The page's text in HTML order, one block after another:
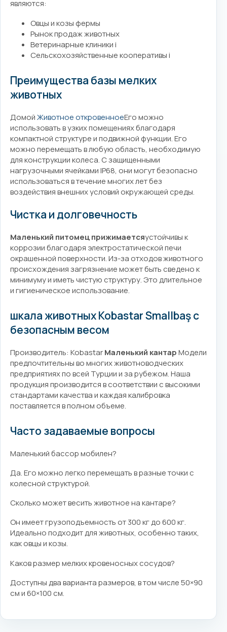
являются:
Овцы и козы фермы
Рынок продаж животных
Ветеринарные клиники i
Сельскохозяйственные кооперативы i
Преимущества базы мелких
животных
ДомойЖивотное откровенноеЕго можно
использовать в узких помещениях благодаря
компактной структуре и подвижной функции. Его
можно перемещать в любую область, необходимую
для конструкции колеса. С защищенными
нагрузочными ячейками IP68, они могут безопасно
использоваться в течение многих лет без
воздействия внешних условий окружающей среды.
Чистка и долговечность
Маленький питомец прижимаетсяустойчивы к
коррозии благодаря электростатической печи
окрашенной поверхности. Из-за отходов животного
происхождения загрязнение может быть сведено к
минимуму и иметь чистую структуру. Это длительное
и гигиеническое использование.
шкала животных Kobastar Smallbaş с
безопасным весом
Производитель: KobastarМаленький кантарМодели
предпочтительны во многих животноводческих
предприятиях по всей Турции и за рубежом. Наша
продукция производится в соответствии с высокими
стандартами качества и каждая калибровка
поставляется в полном объеме.
Часто задаваемые вопросы
Маленький бассор мобилен?
Да. Его можно легко перемещать в разные точки с
колесной структурой.
Сколько может весить животное на кантаре?
Он имеет грузоподъемность от 300 кг до 600 кг.
Идеально подходит для животных, особенно таких,
как овцы и козы.
Каков размер мелких кровеносных сосудов?
Доступны два варианта размеров, в том числе 50×90
см и 60×100 см.